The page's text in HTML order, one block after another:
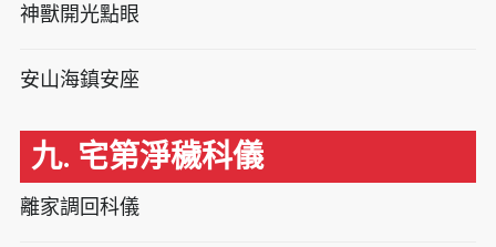
神獸開光點眼
安山海鎮安座
九. 宅第淨穢科儀
離家調回科儀